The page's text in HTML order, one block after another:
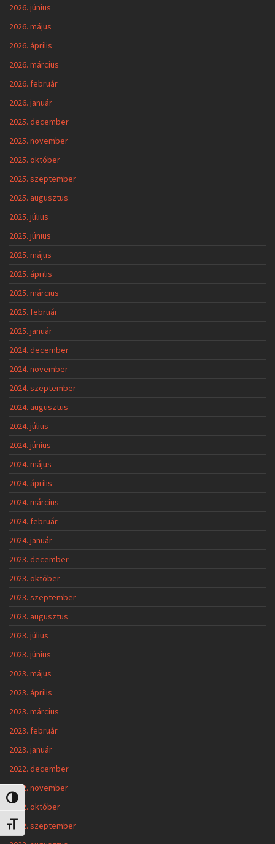
Nagy kontraszt váltása
Betűméret váltása
2026. június
2026. május
2026. április
2026. március
2026. február
2026. január
2025. december
2025. november
2025. október
2025. szeptember
2025. augusztus
2025. július
2025. június
2025. május
2025. április
2025. március
2025. február
2025. január
2024. december
2024. november
2024. szeptember
2024. augusztus
2024. július
2024. június
2024. május
2024. április
2024. március
2024. február
2024. január
2023. december
2023. október
2023. szeptember
2023. augusztus
2023. július
2023. június
2023. május
2023. április
2023. március
2023. február
2023. január
2022. december
2022. november
2022. október
2022. szeptember